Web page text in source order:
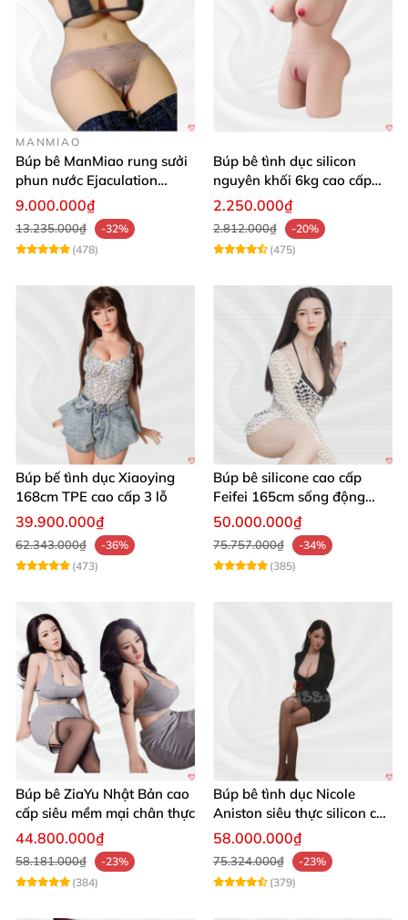
MANMIAO
Búp bê ManMiao rung sưởi
phun nước Ejaculation
Queen chuẩn
9.000.000₫
13.235.000₫
-32%
(478)
Búp bê tình dục silicon
nguyên khối 6kg cao cấp
giá rẻ sexy gợi cảm
2.250.000₫
2.812.000₫
-20%
(475)
Búp bế tình dục Xiaoying
168cm TPE cao cấp 3 lỗ
39.900.000₫
62.343.000₫
-36%
(473)
Búp bê silicone cao cấp
Feifei 165cm sống động
chân thật ghê
50.000.000₫
75.757.000₫
-34%
(385)
Búp bê ZiaYu Nhật Bản cao
cấp siêu mềm mại chân thực
44.800.000₫
58.181.000₫
-23%
(384)
Búp bê tình dục Nicole
Aniston siêu thực silicon cao
cấp giá tốt
58.000.000₫
75.324.000₫
-23%
(379)